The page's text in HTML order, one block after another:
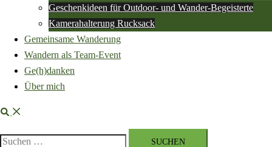
Geschenkideen für Outdoor- und Wander-Begeisterte
Kamerahalterung Rucksack
Gemeinsame Wanderung
Wandern als Team-Event
Ge(h)danken
Über mich
Suche
Suchen